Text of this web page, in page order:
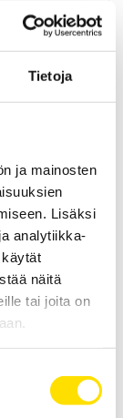
Tietoja
ja mainosten
Lisäksi
analytiikka-
näitä
tai joita on
Kapasiteetit